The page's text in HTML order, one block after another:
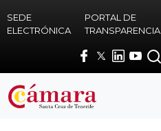
SEDE
ELECTRÓNICA
PORTAL DE
TRANSPARENCIA